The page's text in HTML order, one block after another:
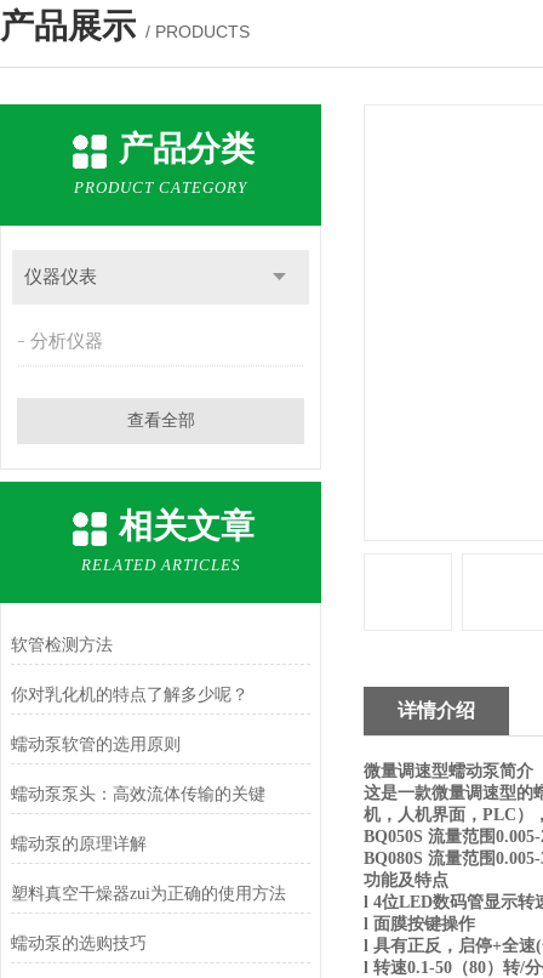
产品展示 / PRODUCTS
产品分类
PRODUCT CATEGORY
仪器仪表
分析仪器
查看全部
相关文章
RELATED ARTICLES
软管检测方法
你对乳化机的特点了解多少呢？
蠕动泵软管的选用原则
蠕动泵泵头：高效流体传输的关键
蠕动泵的原理详解
塑料真空干燥器zui为正确的使用方法
蠕动泵的选购技巧
详情介绍
微量调速型蠕动泵简介
这是一款微量调速型的
机，人机界面，PLC ）
BQ050S 流量范围
BQ080S 流量范围
功能及特点
l 4位LED数码管显示转
l 面膜按键操作
l 具有正反，启停+全速
l 转速0.1-50 （80）转/